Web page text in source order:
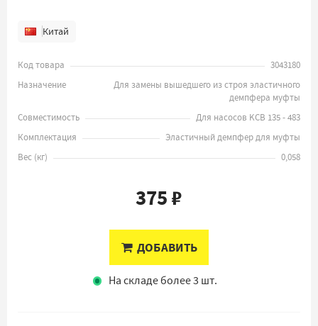
Китай
Код товара
3043180
Назначение
Для замены вышедшего из строя эластичного
демпфера муфты
Совместимость
Для насосов KCB 135 - 483
Комплектация
Эластичный демпфер для муфты
Вес (кг) 0,058
375 ₽
ДОБАВИТЬ
На складе более 3 шт.